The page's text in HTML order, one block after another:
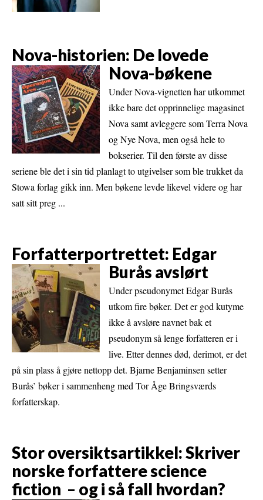
Nova-historien: De lovede
Nova-bøkene
Under Nova-vignetten har utkommet
ikke bare det opprinnelige magasinet
Nova samt avleggere som Terra Nova
og Nye Nova, men også hele to
bokserier. Til den første av disse
seriene ble det i sin tid planlagt to utgivelser som ble trukket da
Stowa forlag gikk inn. Men bøkene levde likevel videre og har
satt sitt preg ...
Forfatterportrettet: Edgar
Burås avslørt
Under pseudonymet Edgar Burås
utkom fire bøker. Det er god kutyme
ikke å avsløre navnet bak et
pseudonym så lenge forfatteren er i
live. Etter dennes død, derimot, er det
på sin plass å gjøre nettopp det. Bjarne Benjaminsen setter
Burås’ bøker i sammenheng med Tor Åge Bringsværds
forfatterskap.
Stor oversiktsartikkel: Skriver
norske forfattere science
fiction – og i så fall hvordan?